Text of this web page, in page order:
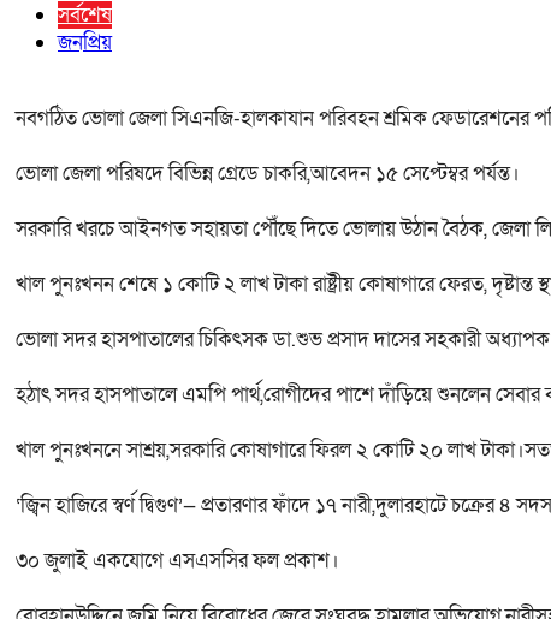
সর্বশেষ
জনপ্রিয়
নবগঠিত ভোলা জেলা সিএনজি-হালকাযান পরিবহন শ্রমিক ফেডারেশনের
ভোলা জেলা পরিষদে বিভিন্ন গ্রেডে চাকরি,আবেদন ১৫ সেপ্টেম্বর পর্যন্ত।
সরকারি খরচে আইনগত সহায়তা পৌঁছে দিতে ভোলায় উঠান বৈঠক, জেলা
খাল পুনঃখনন শেষে ১ কোটি ২ লাখ টাকা রাষ্ট্রীয় কোষাগারে ফেরত,
ভোলা সদর হাসপাতালের চিকিৎসক ডা.শুভ প্রসাদ দাসের সহকারী
হঠাৎ সদর হাসপাতালে এমপি পার্থ,রোগীদের পাশে দাঁড়িয়ে শুনলেন সেবার
খাল পুনঃখননে সাশ্রয়,সরকারি কোষাগারে ফিরল ২ কোটি ২০ লাখ
‘জ্বিন হাজিরে স্বর্ণ দ্বিগুণ’— প্রতারণার ফাঁদে ১৭ নারী,দুলারহাটে চক্রের ৪
৩০ জুলাই একযোগে এসএসসির ফল প্রকাশ।